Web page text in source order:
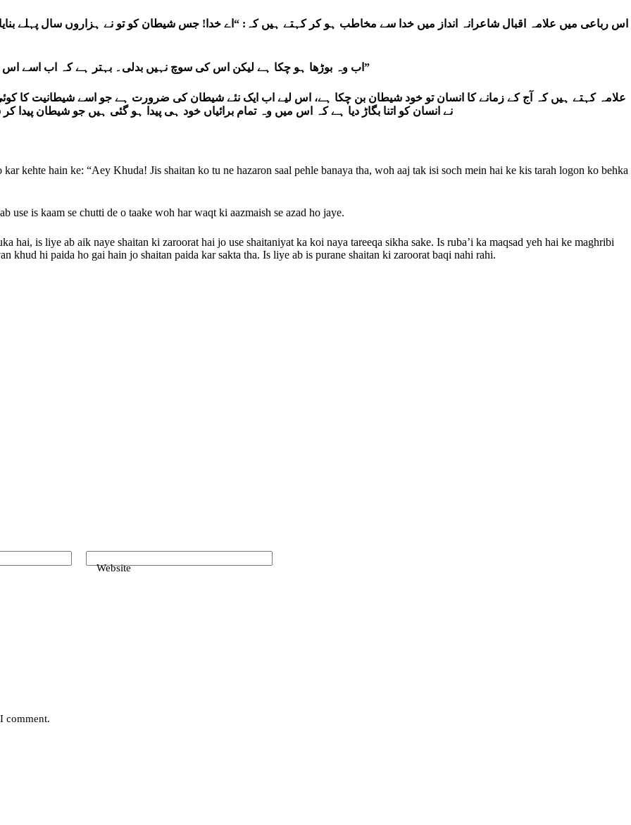
اس رباعی میں علامہ اقبال شاعرانہ انداز میں خدا سے مخاطب ہو کر کہتے ہیں کہ: “اے خدا! جس شیطان کو تو نے ہزاروں سال پہلے
“اب وہ بوڑھا ہو چکا ہے لیکن اس کی سوچ نہیں بدلی۔ بہتر ہے کہ اب اسے اس کام سے چھٹی دے دو تاکہ وہ ہر وقت کی آزمائش سے آزاد ہو جائے۔”
علامہ کہتے ہیں کہ آج کے زمانے کا انسان تو خود شیطان بن چکا ہے، اس لیے اب ایک نئے شیطان کی ضرورت ہے جو اسے شیطانیت کا
نے انسان کو اتنا بگاڑ دیا ہے کہ اس میں وہ تمام برائیاں خود ہی پیدا ہو گئی ہیں جو شیطان
kehte hain ke: “Aey Khuda! Jis shaitan ko tu ne hazaron saal pehle banaya tha, woh aaj tak isi soch mein hai ke kis tarah logon ko behka
is kaam se chutti de o taake woh har waqt ki aazmaish se azad ho jaye.
hai, is liye ab aik naye shaitan ki zaroorat hai jo use shaitaniyat ka koi naya tareeqa sikha sake. Is ruba’i ka maqsad yeh hai ke maghribi
khud hi paida ho gai hain jo shaitan paida kar sakta tha. Is liye ab is purane shaitan ki zaroorat baqi nahi rahi.
Website
comment.